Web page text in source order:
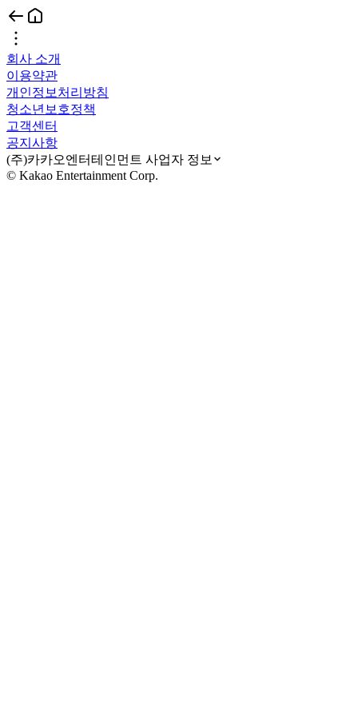
회사 소개
이용약관
개인정보처리방침
청소년보호정책
고객센터
공지사항
(주)카카오엔터테인먼트 사업자 정보
© Kakao Entertainment Corp.